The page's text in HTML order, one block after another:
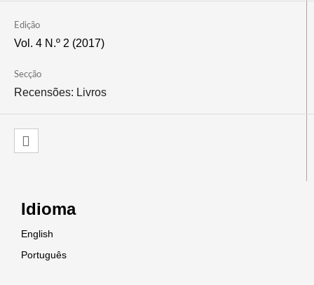
Edição
Vol. 4 N.º 2 (2017)
Secção
Recensões: Livros
Idioma
English
Português